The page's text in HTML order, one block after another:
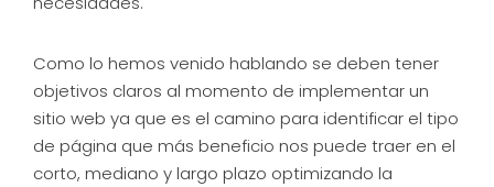
Como lo hemos venido hablando se deben tener
objetivos claros al momento de implementar un
sitio web ya que es el camino para identificar el tipo
de página que más beneficio nos puede traer en el
corto, mediano y largo plazo optimizando la